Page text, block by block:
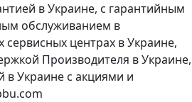
в Украине, с гарантийным
обслуживанием в
центрах в Украине,
Производителя в Украине,
в Украине с акциями и